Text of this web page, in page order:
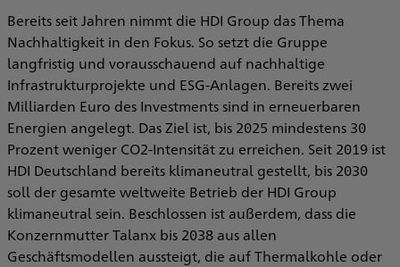
Bereits seit Jahren nimmt die HDI Group das Thema
Nachhaltigkeit in den Fokus. So setzt die Gruppe
langfristig und vorausschauend auf nachhaltige
Infrastrukturprojekte und ESG-Anlagen. Bereits zwei
Milliarden Euro des Investments sind in erneuerbaren
Energien angelegt. Das Ziel ist, bis 2025 mindestens 30
Prozent weniger CO2-Intensität zu erreichen. Seit 2019 ist
HDI Deutschland bereits klimaneutral gestellt, bis 2030
soll der gesamte weltweite Betrieb der HDI Group
klimaneutral sein. Beschlossen ist außerdem, dass die
Konzernmutter Talanx bis 2038 aus allen
Geschäftsmodellen aussteigt, die auf Thermalkohle oder